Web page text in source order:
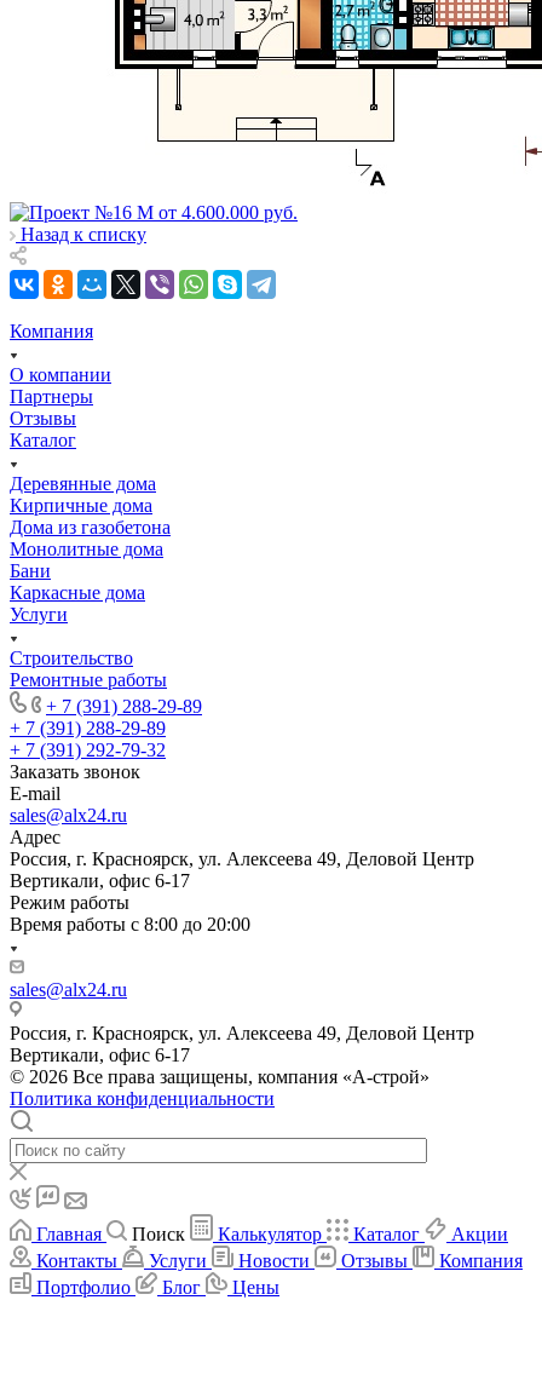
Назад к списку
Компания
О компании
Партнеры
Отзывы
Каталог
Деревянные дома
Кирпичные дома
Дома из газобетона
Монолитные дома
Бани
Каркасные дома
Услуги
Строительство
Ремонтные работы
+ 7 (391) 288-29-89
+ 7 (391) 288-29-89
+ 7 (391) 292-79-32
Заказать звонок
E-mail
sales@alx24.ru
Адрес
Россия, г. Красноярск, ул. Алексеева 49, Деловой Центр
Вертикали, офис 6-17
Режим работы
Время работы с 8:00 до 20:00
sales@alx24.ru
Россия, г. Красноярск, ул. Алексеева 49, Деловой Центр
Вертикали, офис 6-17
© 2026 Все права защищены, компания «А-строй»
Политика конфиденциальности
Главная Поиск Калькулятор Каталог
Акции
Контакты
Услуги Новости Отзывы
Компания
Портфолио
Блог Цены